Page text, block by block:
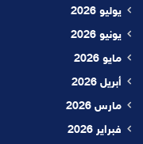
يوليو 2026
يونيو 2026
مايو 2026
أبريل 2026
مارس 2026
فبراير 2026